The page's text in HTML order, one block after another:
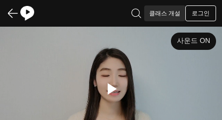
클래스 개설 로그인
Play
사운드 ON